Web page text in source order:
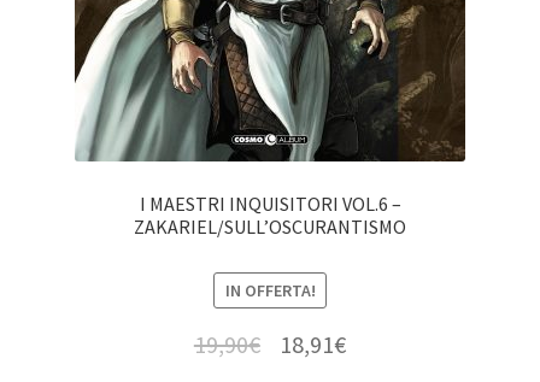
I MAESTRI INQUISITORI VOL.6 –
ZAKARIEL/SULL’OSCURANTISMO
IN OFFERTA!
19,90€ 18,91€